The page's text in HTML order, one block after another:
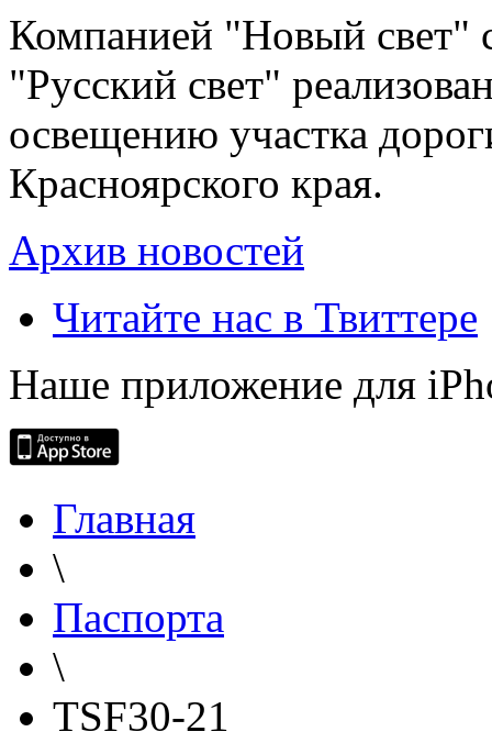
Компанией "Новый свет"
"Русский свет"
освещению участка
Красноярского края.
Архив новостей
Читайте нас в Твиттере
Наше приложение для
Главная
\
Паспорта
\
TSF30-21